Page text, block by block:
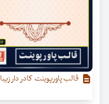
قالب پاورپوینت کادر دار زیبا